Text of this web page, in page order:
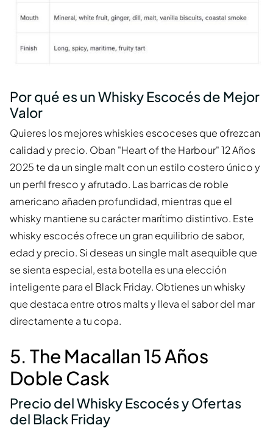
Por qué es un Whisky Escocés de Mejor
Valor
Quieres los mejores whiskies escoceses que ofrezcan
calidad y precio. Oban "Heart of the Harbour" 12 Años
2025 te da un single malt con un estilo costero único y
un perfil fresco y afrutado. Las barricas de roble
americano añaden profundidad, mientras que el
whisky mantiene su carácter marítimo distintivo. Este
whisky escocés ofrece un gran equilibrio de sabor,
edad y precio. Si deseas un single malt asequible que
se sienta especial, esta botella es una elección
inteligente para el Black Friday. Obtienes un whisky
que destaca entre otros malts y lleva el sabor del mar
directamente a tu copa.
5. The Macallan 15 Años
Doble Cask
Precio del Whisky Escocés y Ofertas
del Black Friday